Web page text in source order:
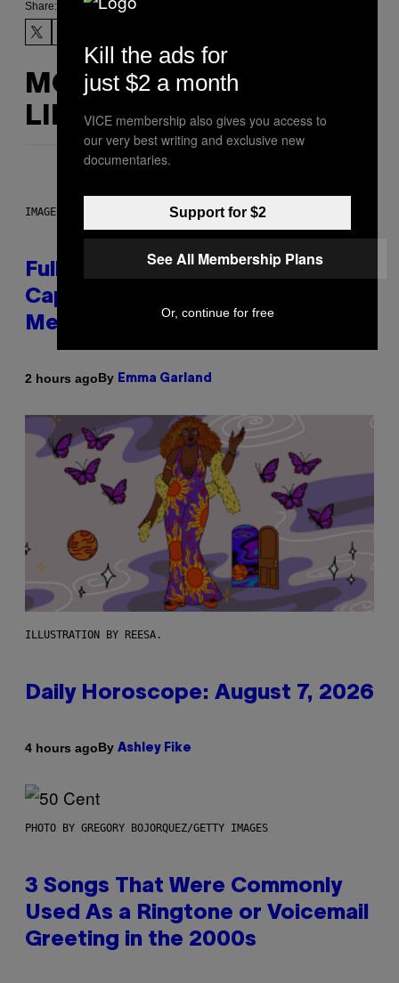
Share:
MORE
LIKE THIS
IMAGE: NICK DOVE
Fully-Automated Luxury Space
Capitalism—This Week on VICE:
Members Only
2 hours agoBy Emma Garland
ILLUSTRATION BY REESA.
Daily Horoscope: August 7, 2026
4 hours agoBy Ashley Fike
PHOTO BY GREGORY BOJORQUEZ/GETTY IMAGES
3 Songs That Were Commonly
Used As a Ringtone or Voicemail
Greeting in the 2000s
Kill the ads for
just $2 a month
VICE membership also gives you access to
our very best writing and exclusive new
documentaries.
Support for $2
See All Membership Plans
Or, continue for free